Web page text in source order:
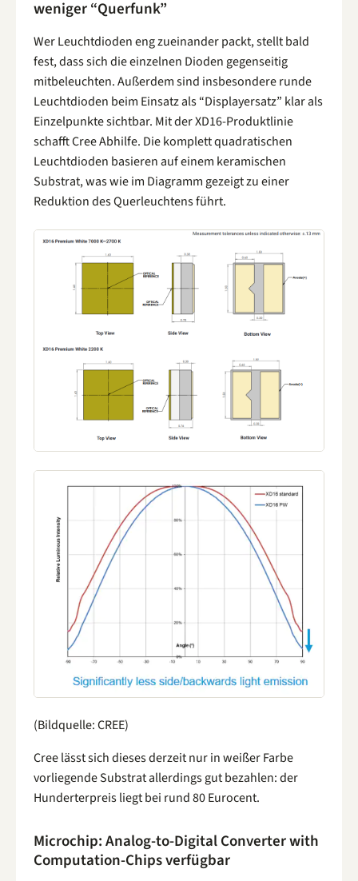
weniger “Querfunk”
Wer Leuchtdioden eng zueinander packt, stellt bald
fest, dass sich die einzelnen Dioden gegenseitig
mitbeleuchten. Außerdem sind insbesondere runde
Leuchtdioden beim Einsatz als “Displayersatz” klar als
Einzelpunkte sichtbar. Mit der XD16-Produktlinie
schafft Cree Abhilfe. Die komplett quadratischen
Leuchtdioden basieren auf einem keramischen
Substrat, was wie im Diagramm gezeigt zu einer
Reduktion des Querleuchtens führt.
(Bildquelle: CREE)
Cree lässt sich dieses derzeit nur in weißer Farbe
vorliegende Substrat allerdings gut bezahlen: der
Hunderterpreis liegt bei rund 80 Eurocent.
Microchip: Analog-to-Digital Converter with
Computation-Chips verfügbar